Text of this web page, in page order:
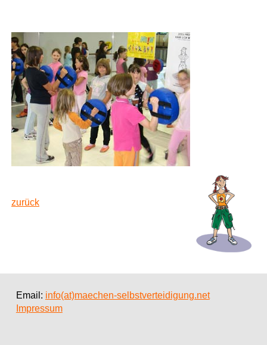
zurück
Email: info(at)maechen-selbstverteidigung.net
Impressum